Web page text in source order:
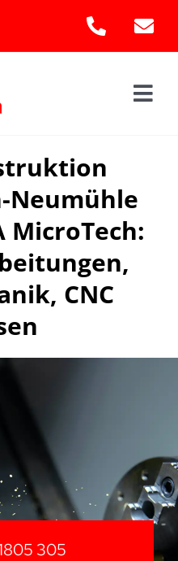
Neumühle
MicroTech:
CNC
305